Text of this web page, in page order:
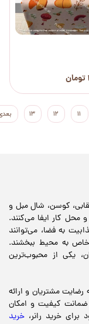
۱۱ ۱۲ ۱۳
کوسن، شال مبل و
محل کار ایفا می‌کنند.
به فضا، می‌توانند
خاص به محیط ببخشند.
یکی از محبوب‌ترین
مشتریان و ارائه
کیفیت و امکان
خرید رانر، خرید